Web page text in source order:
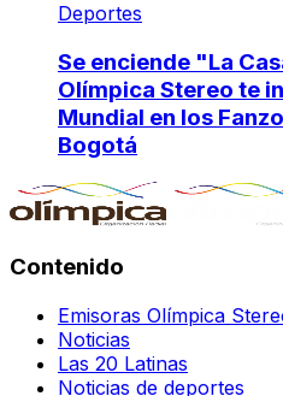
Deportes
Se enciende "La
Olímpica Stereo te
Mundial en los
Bogotá
Contenido
Emisoras Olímpica
Noticias
Las 20 Latinas
Noticias de deportes